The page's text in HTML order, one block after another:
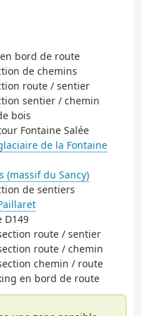
bord de route
de chemins
route / sentier
sentier / chemin
bois
Fontaine Salée
de la Fontaine
(massif du Sancy)
de sentiers
D149
route / sentier
route / chemin
chemin / route
en bord de route